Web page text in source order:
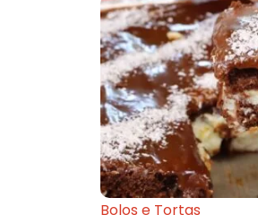
Bolos e Tortas